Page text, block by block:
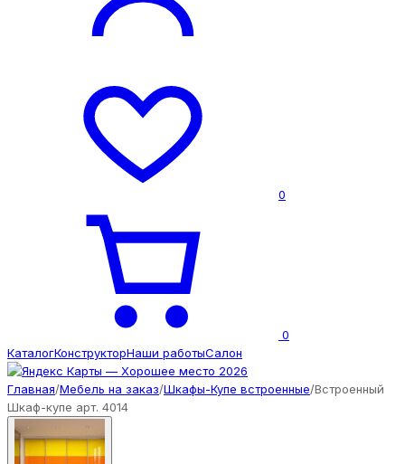
0
0
КаталогКонструкторНаши работыСалон
Главная/Мебель на заказ/Шкафы-Купе встроенные/Встроенный
Шкаф-купе арт. 4014